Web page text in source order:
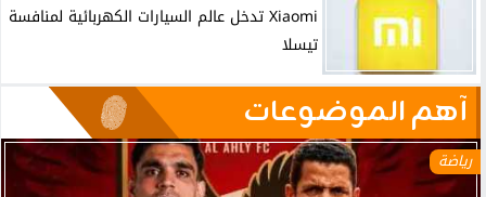
Xiaomi تدخل عالم السيارات الكهربائية لمنافسة
تيسلا
آهم الموضوعات
رياضة